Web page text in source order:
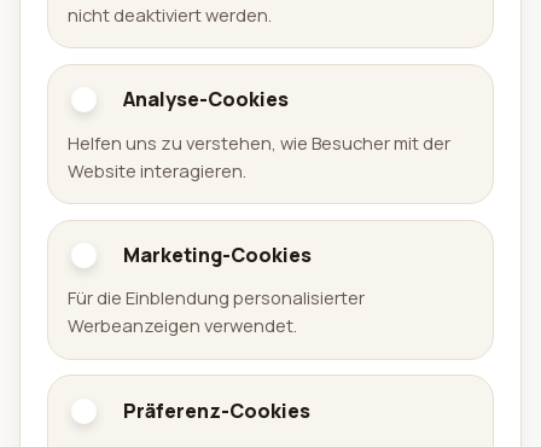
Aralel GmbH
Offizielle Website der Aralel GmbH mit öffentlichem
Portfolio veröffentlichter Produkte und direkten
Links zu den jeweiligen Plattformen.
Spiele
Apps
Arena Sudoku
nicht deaktiviert werden.
Analyse-Cookies
Helfen uns zu verstehen, wie Besucher mit der
Website interagieren.
Marketing-Cookies
Für die Einblendung personalisierter
Werbeanzeigen verwendet.
Präferenz-Cookies